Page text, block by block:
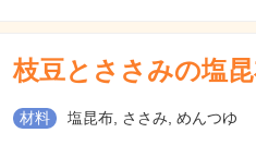
枝豆とささみの塩
材料 塩昆布, ささみ, めんつゆ